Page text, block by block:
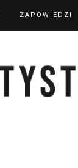
ZAPOWIEDZI